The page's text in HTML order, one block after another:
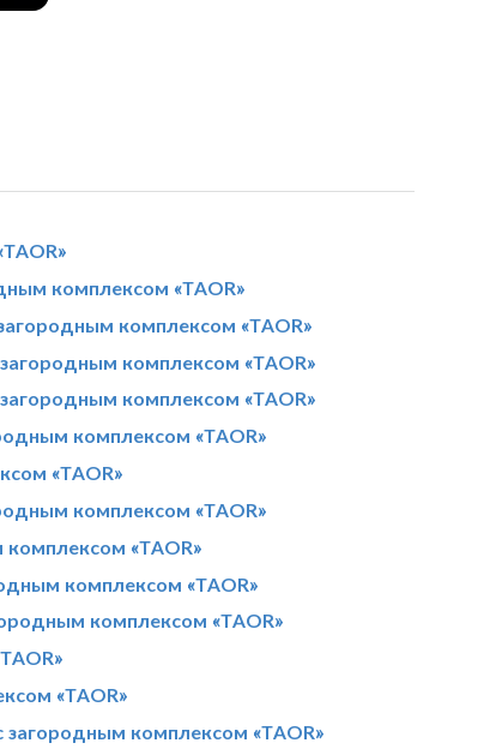
комплексом «TAOR»
комплексом «TAOR»
комплексом «TAOR»
комплексом «TAOR»
комплексом «TAOR»
«TAOR»
комплексом «TAOR»
«TAOR»
комплексом «TAOR»
комплексом «TAOR»
«TAOR»
комплексом «TAOR»